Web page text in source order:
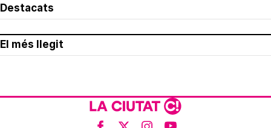
Destacats
El més llegit